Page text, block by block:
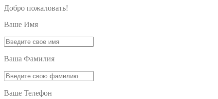
Добро пожаловать!
Ваше Имя
Ваша Фамилия
Ваше Телефон